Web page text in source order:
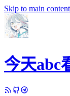
Skip to main content
今天abc